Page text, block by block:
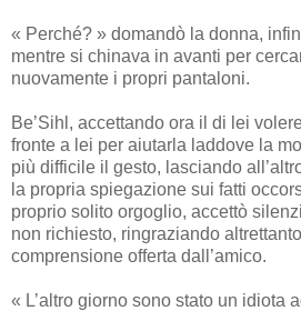
« Perché? » domandò la donna,
mentre si chinava in avanti per
nuovamente i propri pantaloni.
Be’Sihl, accettando ora il di lei
fronte a lei per aiutarla laddove la
più difficile il gesto, lasciando
la propria spiegazione sui fatti
proprio solito orgoglio, accettò
non richiesto, ringraziando
comprensione offerta dall’amico.
« L’altro giorno sono stato un idiota